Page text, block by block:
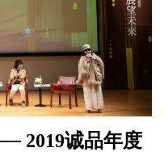
2019诚品年度